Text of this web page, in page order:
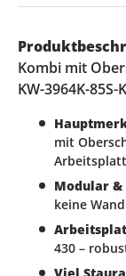
Kombi mit
KW-3964K-85S-
mit
Modular
keine
430 –
Viel